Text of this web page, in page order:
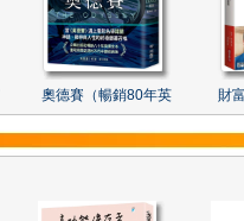
奧德賽（暢銷80年英 財